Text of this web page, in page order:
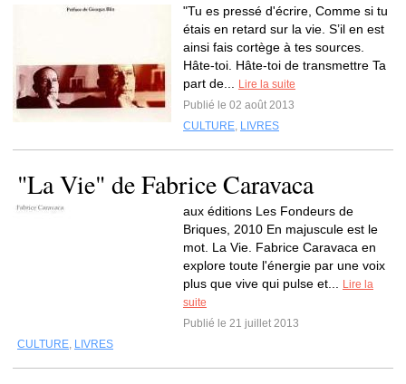
"Tu es pressé d'écrire, Comme si tu
étais en retard sur la vie. S’il en est
ainsi fais cortège à tes sources.
Hâte-toi. Hâte-toi de transmettre Ta
part de...
Lire la suite
Publié le 02 août 2013
CULTURE, LIVRES
"La Vie" de Fabrice Caravaca
aux éditions Les Fondeurs de
Briques, 2010 En majuscule est le
mot. La Vie. Fabrice Caravaca en
explore toute l'énergie par une voix
plus que vive qui pulse et...
Lire la
suite
Publié le 21 juillet 2013
CULTURE, LIVRES